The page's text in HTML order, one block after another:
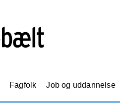
Fagfolk Job og uddannelse